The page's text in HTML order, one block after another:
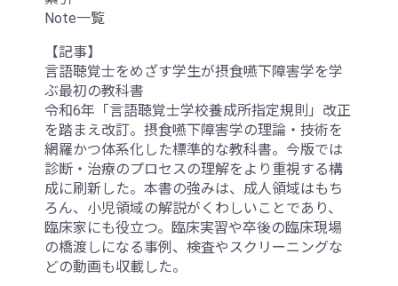
Note一覧
【記事】
言語聴覚士をめざす学生が摂食嚥下障害学を学
ぶ最初の教科書
令和6年「言語聴覚士学校養成所指定規則」改正
を踏まえ改訂。摂食嚥下障害学の理論・技術を
網羅かつ体系化した標準的な教科書。今版では
診断・治療のプロセスの理解をより重視する構
成に刷新した。本書の強みは、成人領域はもち
ろん、小児領域の解説がくわしいことであり、
臨床家にも役立つ。臨床実習や卒後の臨床現場
の橋渡しになる事例、検査やスクリーニングな
どの動画も収載した。